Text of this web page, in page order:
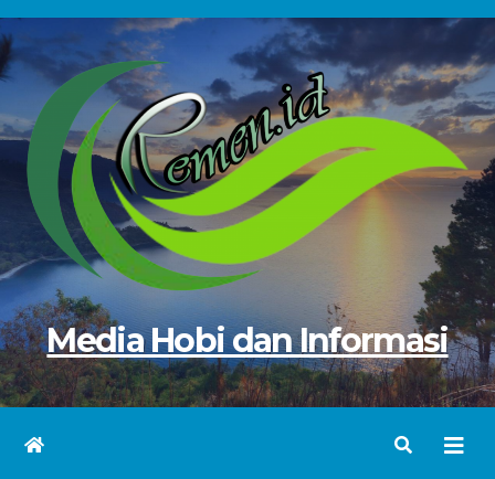
Skip
to
content
Media Hobi dan Informasi